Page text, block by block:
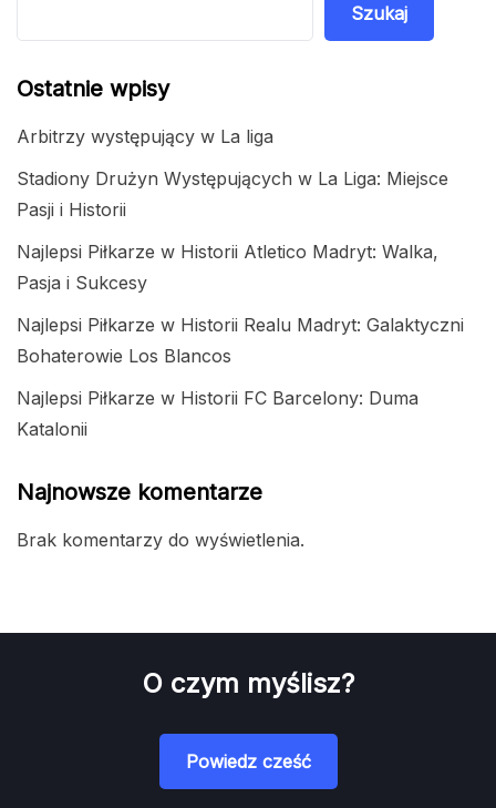
Szukaj
Ostatnie wpisy
Arbitrzy występujący w La liga
Stadiony Drużyn Występujących w La Liga: Miejsce
Pasji i Historii
Najlepsi Piłkarze w Historii Atletico Madryt: Walka,
Pasja i Sukcesy
Najlepsi Piłkarze w Historii Realu Madryt: Galaktyczni
Bohaterowie Los Blancos
Najlepsi Piłkarze w Historii FC Barcelony: Duma
Katalonii
Najnowsze komentarze
Brak komentarzy do wyświetlenia.
O czym myślisz?
Powiedz cześć